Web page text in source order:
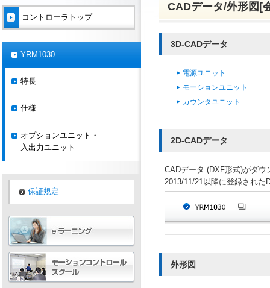
CADデータ/外形図[
3D-CADデータ
電源ユニット
モーションユニット
カウンタユニット
2D-CADデータ
CADデータ (DXF形式)がダウ
2013/11/21以降に登録された
外形図
コントローラトップ
YRM1030
特長
仕様
オプションユニット・
入出力ユニット
保証規定